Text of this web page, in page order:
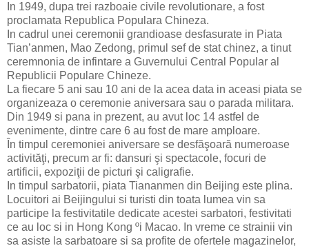
In 1949, dupa trei razboaie civile revolutionare, a fost
proclamata Republica Populara Chineza.
In cadrul unei ceremonii grandioase desfasurate in Piata
Tian’anmen, Mao Zedong, primul sef de stat chinez, a tinut
ceremnonia de infintare a Guvernului Central Popular al
Republicii Populare Chineze.
La fiecare 5 ani sau 10 ani de la acea data in aceasi piata se
organizeaza o ceremonie aniversara sau o parada militara.
Din 1949 si pana in prezent, au avut loc 14 astfel de
evenimente, dintre care 6 au fost de mare amploare.
În timpul ceremoniei aniversare se desfăşoară numeroase
activităţi, precum ar fi: dansuri şi spectacole, focuri de
artificii, expoziţii de picturi şi caligrafie.
In timpul sarbatorii, piata Tiananmen din Beijing este plina.
Locuitori ai Beijingului si turisti din toata lumea vin sa
participe la festivitatile dedicate acestei sarbatori, festivitati
ce au loc si in Hong Kong ºi Macao. In vreme ce strainii vin
sa asiste la sarbatoare si sa profite de ofertele magazinelor,